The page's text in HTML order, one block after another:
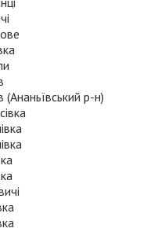
(Ананьївський р-н)